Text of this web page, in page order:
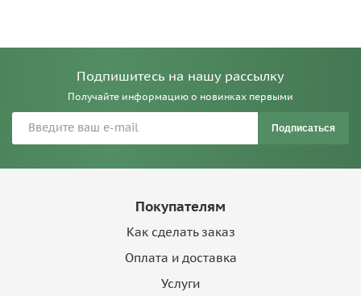
Подпишитесь на нашу рассылку
Получайте информацию о новинках первыми
Подписаться
Покупателям
Как сделать заказ
Оплата и доставка
Услуги